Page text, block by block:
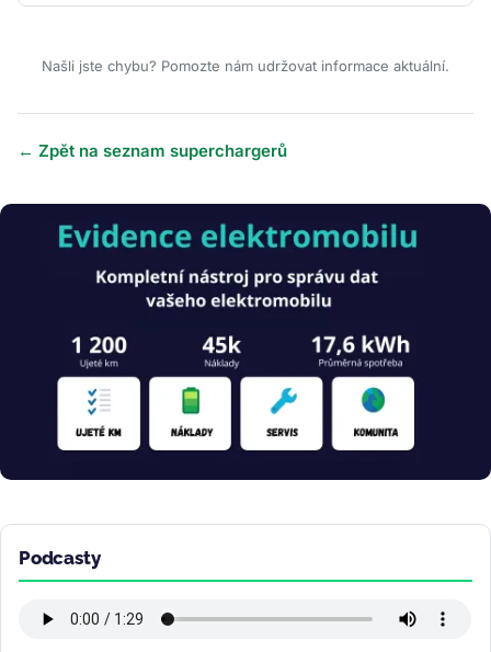
Našli jste chybu? Pomozte nám udržovat informace aktuální.
← Zpět na seznam superchargerů
Obrázek
Podcasty